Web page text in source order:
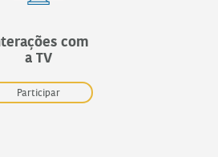
com
a TV
Participar